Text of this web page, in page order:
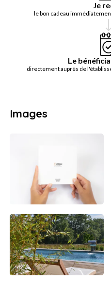
Je
le bon cadeau
Le
directement auprès de
Images